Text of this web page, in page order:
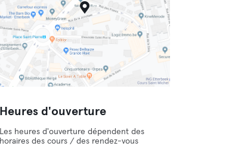
Heures d'ouverture
Les heures d'ouverture dépendent des
horaires des cours / des rendez-vous